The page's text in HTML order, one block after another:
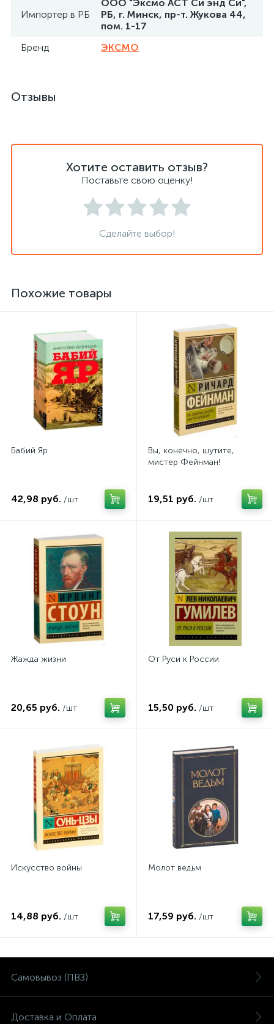
Импортер в РБ
ООО "Эксмо АСТ Си энд Си",
РБ, г. Минск, пр-т. Жукова 44,
пом. 1-17
Бренд
ЭКСМО
Отзывы
Хотите оставить отзыв?
Поставьте свою оценку!
Сделайте выбор!
Похожие товары
Бабий Яр
42,98 руб. /шт
Вы, конечно, шутите,
мистер Фейнман!
19,51 руб. /шт
Жажда жизни
20,65 руб. /шт
От Руси к России
15,50 руб. /шт
Искусство войны
14,88 руб. /шт
Молот ведьм
17,59 руб. /шт
Самовывоз (ПВЗ)
Доставка и Оплата